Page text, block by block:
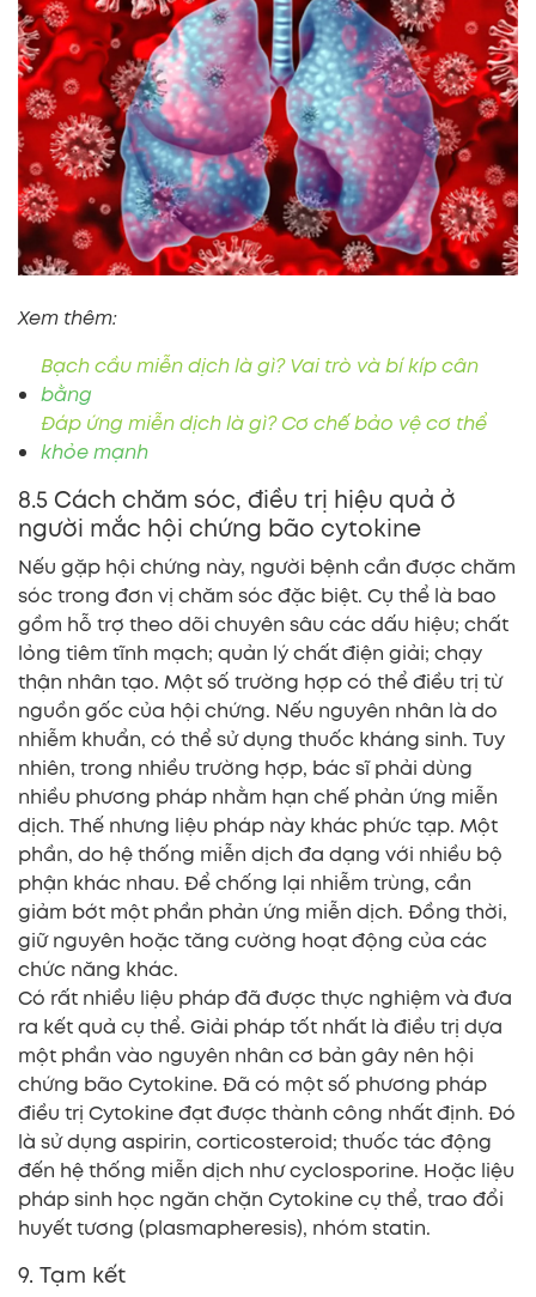
Xem thêm:
Bạch cầu miễn dịch là gì? Vai trò và bí kíp cân
bằng
Đáp ứng miễn dịch là gì? Cơ chế bảo vệ cơ thể
khỏe mạnh
8.5 Cách chăm sóc, điều trị hiệu quả ở
người mắc hội chứng bão cytokine
Nếu gặp hội chứng này, người bệnh cần được chăm
sóc trong đơn vị chăm sóc đặc biệt. Cụ thể là bao
gồm hỗ trợ theo dõi chuyên sâu các dấu hiệu; chất
lỏng tiêm tĩnh mạch; quản lý chất điện giải; chạy
thận nhân tạo. Một số trường hợp có thể điều trị từ
nguồn gốc của hội chứng. Nếu nguyên nhân là do
nhiễm khuẩn, có thể sử dụng thuốc kháng sinh. Tuy
nhiên, trong nhiều trường hợp, bác sĩ phải dùng
nhiều phương pháp nhằm hạn chế phản ứng miễn
dịch. Thế nhưng liệu pháp này khác phức tạp. Một
phần, do hệ thống miễn dịch đa dạng với nhiều bộ
phận khác nhau. Để chống lại nhiễm trùng, cần
giảm bớt một phần phản ứng miễn dịch. Đồng thời,
giữ nguyên hoặc tăng cường hoạt động của các
chức năng khác.
Có rất nhiều liệu pháp đã được thực nghiệm và đưa
ra kết quả cụ thể. Giải pháp tốt nhất là điều trị dựa
một phần vào nguyên nhân cơ bản gây nên hội
chứng bão Cytokine. Đã có một số phương pháp
điều trị Cytokine đạt được thành công nhất định. Đó
là sử dụng aspirin, corticosteroid; thuốc tác động
đến hệ thống miễn dịch như cyclosporine. Hoặc liệu
pháp sinh học ngăn chặn Cytokine cụ thể, trao đổi
huyết tương (plasmapheresis), nhóm statin.
9. Tạm kết